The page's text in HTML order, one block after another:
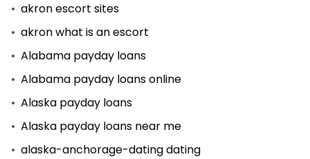
akron escort sites
akron what is an escort
Alabama payday loans
Alabama payday loans online
Alaska payday loans
Alaska payday loans near me
alaska-anchorage-dating dating